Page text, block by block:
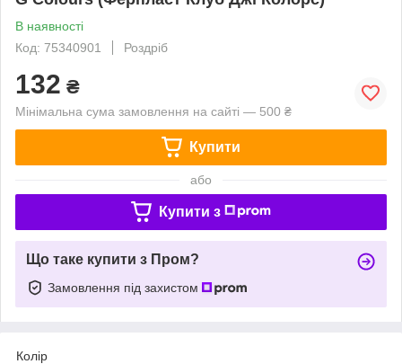
В наявності
Код: 75340901
Роздріб
132 ₴
Мінімальна сума замовлення на сайті — 500 ₴
Купити
або
Купити з
Що таке купити з Пром?
Замовлення під захистом
Колір